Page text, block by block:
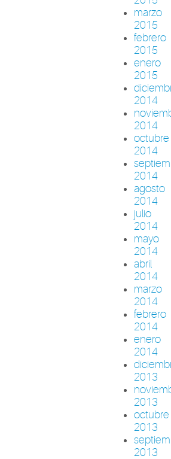
marzo
2015
febrero
2015
enero
2015
2014
2014
octubre
2014
2014
agosto
2014
julio
2014
mayo
2014
abril
2014
marzo
2014
febrero
2014
enero
2014
2013
2013
octubre
2013
2013